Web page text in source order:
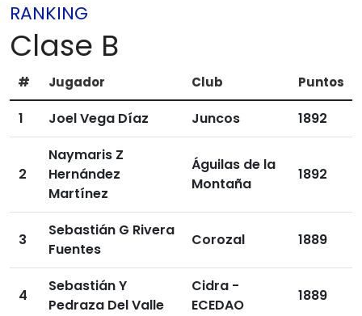
RANKING
Clase B
# Jugador Club Puntos
1 Joel Vega Díaz Juncos 1892
2
Naymaris Z
Hernández
Martínez
Águilas de la
Montaña
1892
3
Sebastián G Rivera
Fuentes
Corozal 1889
4
Sebastián Y
Pedraza Del Valle
Cidra -
ECEDAO
1889